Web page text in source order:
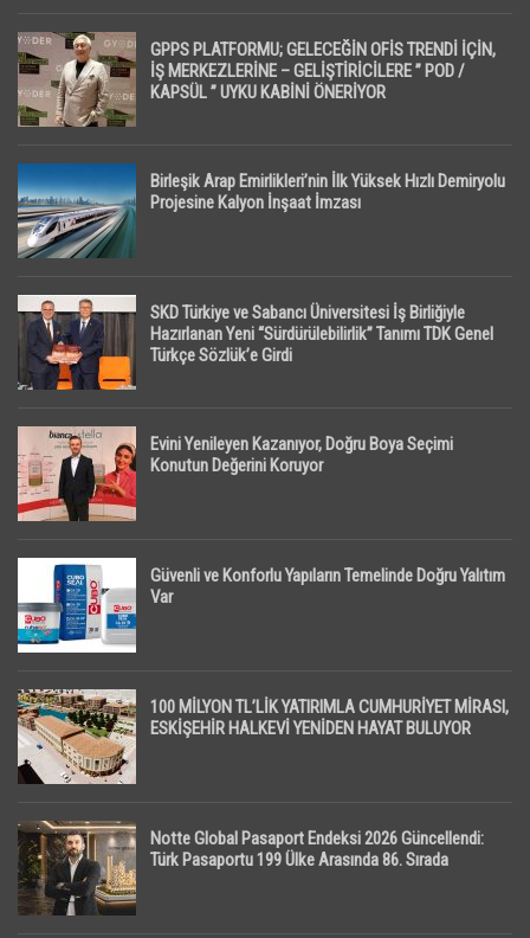
GPPS PLATFORMU; GELECEĞİN OFİS TRENDİ İÇİN,
İŞ MERKEZLERİNE – GELİŞTİRİCİLERE ” POD /
KAPSÜL ” UYKU KABİNİ ÖNERİYOR
Birleşik Arap Emirlikleri’nin İlk Yüksek Hızlı Demiryolu
Projesine Kalyon İnşaat İmzası
SKD Türkiye ve Sabancı Üniversitesi İş Birliğiyle
Hazırlanan Yeni “Sürdürülebilirlik” Tanımı TDK Genel
Türkçe Sözlük’e Girdi
Evini Yenileyen Kazanıyor, Doğru Boya Seçimi
Konutun Değerini Koruyor
Güvenli ve Konforlu Yapıların Temelinde Doğru Yalıtım
Var
100 MİLYON TL’LİK YATIRIMLA CUMHURİYET MİRASI,
ESKİŞEHİR HALKEVİ YENİDEN HAYAT BULUYOR
Notte Global Pasaport Endeksi 2026 Güncellendi:
Türk Pasaportu 199 Ülke Arasında 86. Sırada